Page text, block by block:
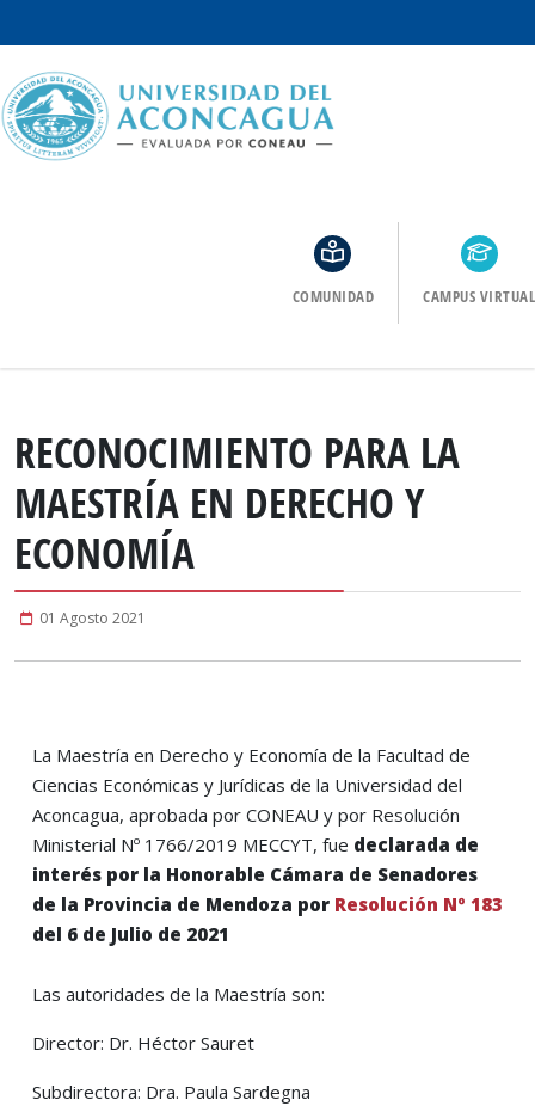
COMUNIDAD CAMPUS VIRTUAL
RECONOCIMIENTO PARA LA
MAESTRÍA EN DERECHO Y
ECONOMÍA
01 Agosto 2021
La Maestría en Derecho y Economía de la Facultad de
Ciencias Económicas y Jurídicas de la Universidad del
Aconcagua, aprobada por CONEAU y por Resolución
Ministerial Nº 1766/2019 MECCYT, fue declarada de
interés por la Honorable Cámara de Senadores
de la Provincia de Mendoza por Resolución Nº 183
del 6 de Julio de 2021
Las autoridades de la Maestría son:
Director: Dr. Héctor Sauret
Subdirectora: Dra. Paula Sardegna